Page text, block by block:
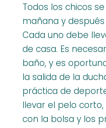
Todos los chicos
mañana y
Cada uno debe
de casa. Es
baño, y es
la salida de la
práctica de
llevar el pelo
con la bolsa y los